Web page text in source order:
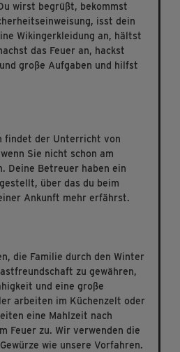
wirst begrüßt, bekommst
isst dein
Wikingerkleidung an, hältst
das Feuer an, hackst
große Aufgaben und hilfst
findet der Unterricht von
Sie nicht schon am
Deine Betreuer haben ein
über das du beim
Ankunft mehr erfährst.
die Familie durch den Winter
zu gewähren,
und eine große
arbeiten im Küchenzelt oder
eine Mahlzeit nach
Feuer zu. Wir verwenden die
wie unsere Vorfahren.